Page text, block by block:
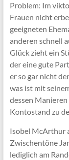
Problem: Im
Frauen nicht
geeigneten
anderen schnell
Glück zieht ein
der eine gute
er so gar nicht
was ist mit
dessen
Kontostand zu
Isobel McArthur
Zwischentöne
lediglich am